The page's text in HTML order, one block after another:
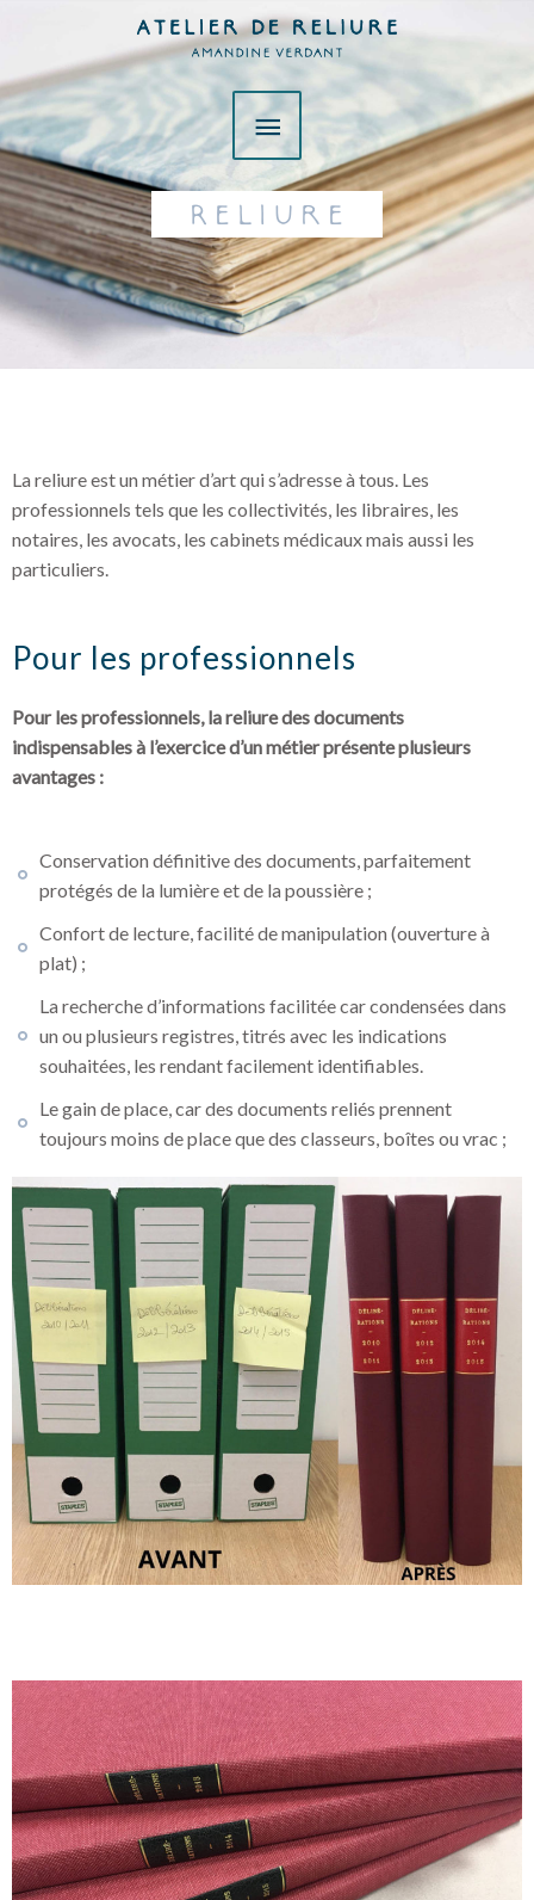
contenu
Menu
principal
Reliure
La reliure est un métier d’art qui s’adresse à tous. Les
professionnels tels que les collectivités, les libraires, les
notaires, les avocats, les cabinets médicaux mais aussi les
particuliers.
Pour les professionnels
Pour les professionnels, la reliure des documents
indispensables à l’exercice d’un métier présente plusieurs
avantages :
Conservation définitive des documents, parfaitement
protégés de la lumière et de la poussière ;
Confort de lecture, facilité de manipulation (ouverture à
plat) ;
La recherche d’informations facilitée car condensées dans
un ou plusieurs registres, titrés avec les indications
souhaitées, les rendant facilement identifiables.
Le gain de place, car des documents reliés prennent
toujours moins de place que des classeurs, boîtes ou vrac ;